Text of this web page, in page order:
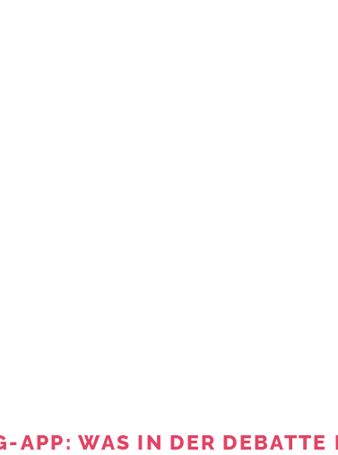
APP: WAS IN DER DEBATTE